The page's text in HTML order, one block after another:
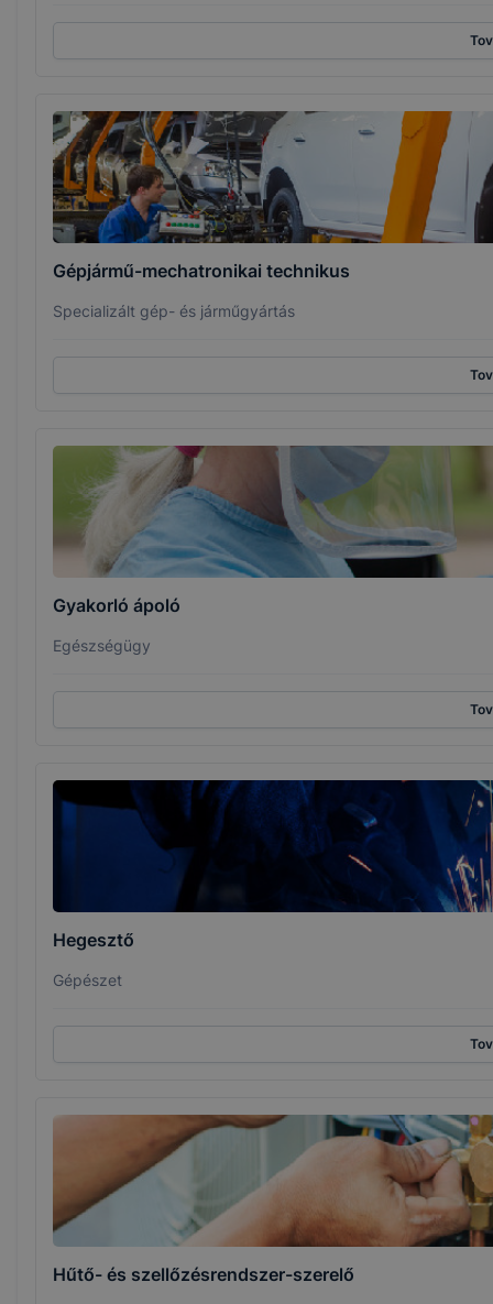
Gépjármű-mechatronikai technikus
Specializált gép- és járműgyártás
Gyakorló ápoló
Egészségügy
Hegesztő
Gépészet
Hűtő- és szellőzésrendszer-szerelő